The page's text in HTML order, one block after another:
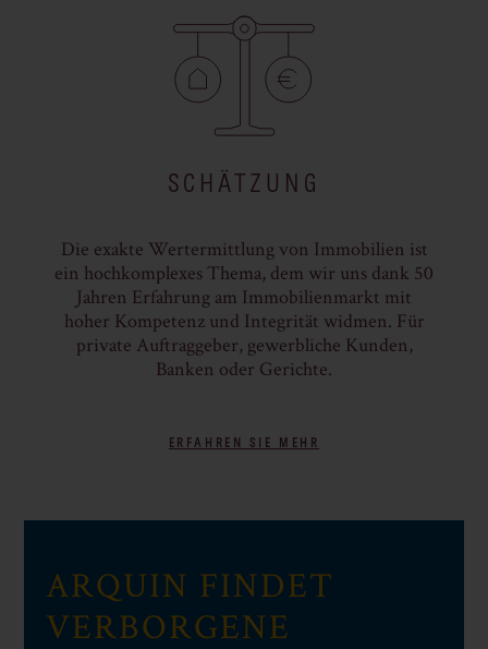
SCHÄTZUNG
Die exakte Wertermittlung von Immobilien ist
ein hochkomplexes Thema, dem wir uns dank 50
Jahren Erfahrung am Immobilienmarkt mit
hoher Kompetenz und Integrität widmen. Für
private Auftraggeber, gewerbliche Kunden,
Banken oder Gerichte.
ERFAHREN SIE MEHR
ARQUIN FINDET
VERBORGENE